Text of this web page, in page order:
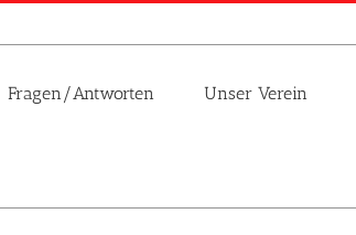
Fragen/Antworten Unser Verein